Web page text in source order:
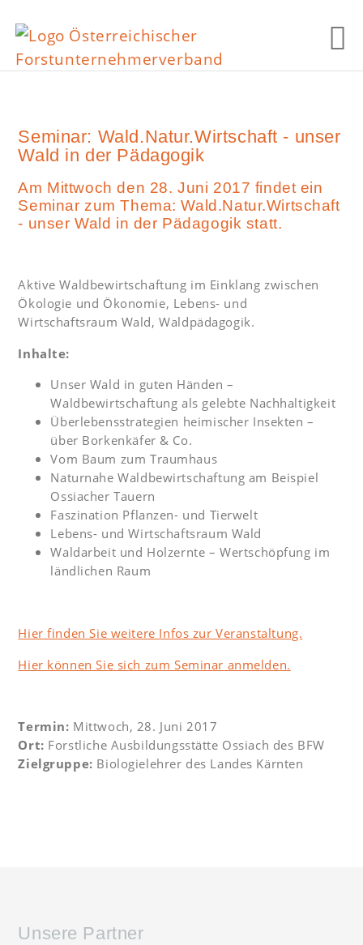
Seminar: Wald.Natur.Wirtschaft - unser
Wald in der Pädagogik
Am Mittwoch den 28. Juni 2017 findet ein
Seminar zum Thema: Wald.Natur.Wirtschaft
- unser Wald in der Pädagogik statt.
Aktive Waldbewirtschaftung im Einklang zwischen
Ökologie und Ökonomie, Lebens- und
Wirtschaftsraum Wald, Waldpädagogik.
Inhalte:
Unser Wald in guten Händen –
Waldbewirtschaftung als gelebte Nachhaltigkeit
Überlebensstrategien heimischer Insekten –
über Borkenkäfer & Co.
Vom Baum zum Traumhaus
Naturnahe Waldbewirtschaftung am Beispiel
Ossiacher Tauern
Faszination Pflanzen- und Tierwelt
Lebens- und Wirtschaftsraum Wald
Waldarbeit und Holzernte – Wertschöpfung im
ländlichen Raum
Hier finden Sie weitere Infos zur Veranstaltung.
Hier können Sie sich zum Seminar anmelden.
Termin: Mittwoch, 28. Juni 2017
Ort: Forstliche Ausbildungsstätte Ossiach des BFW
Zielgruppe: Biologielehrer des Landes Kärnten
Unsere Partner